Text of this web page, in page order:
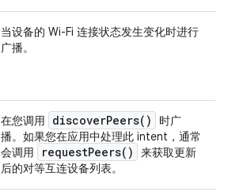
当设备的 Wi-Fi 连接状态发生变化时进行
广播。
在您调用 discoverPeers( )
时广
播。如果您在应用中处理此 intent，通常
会调用
requestPeers( )
来获取更新
后的对等互连设备列表。